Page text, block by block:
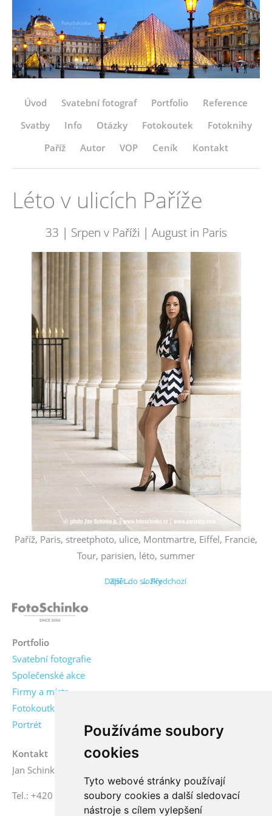
Používáme soubory
cookies
Tyto webové stránky používají
soubory cookies a další sledovací
nástroje s cílem vylepšení
Úvod Svatební fotograf Portfolio
Reference
Svatby
Info Otázky Fotokoutek
Fotoknihy
Paříž
Autor VOP Ceník Kontakt
Léto v ulicích Paříže
33 | Srpen v Paříži | August in Paris
Paříž, Paris, streetphoto, ulice, Montmartre, Eiffel, Francie,
Tour, parisien, léto, summer
← Předchozí
Další →
Zpět do složky
Portfolio
Svatební fotografie
Společenské akce
Firmy a místa
Fotokoutky
Portrét
Kontakt
Jan Schinko jr., fotograf
Tel.: +420 776 771 000